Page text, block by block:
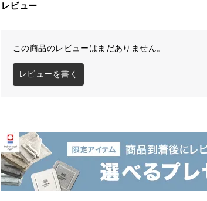
モールド製法で弾力性UP
レビュー
この商品のレビューはまだありません。
レビューを書く